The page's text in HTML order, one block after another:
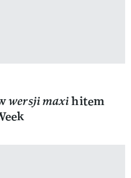
wersji maxihitem